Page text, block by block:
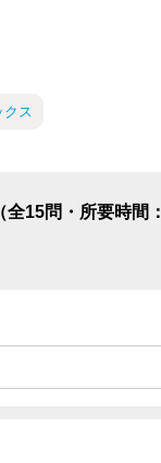
ス
全15問・所要時間